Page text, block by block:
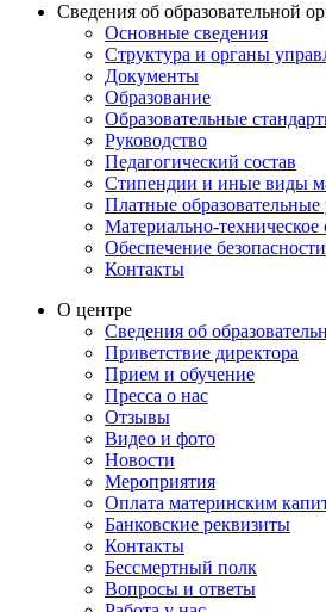
Сведения об образовательной
Основные сведения
Структура и органы
Документы
Образование
Образовательные
Руководство
Педагогический состав
Стипендии и иные виды
Платные образовательные
Материально-техническое
Обеспечение безопасности
Контакты
О центре
Сведения об
Приветствие директора
Прием и обучение
Пресса о нас
Отзывы
Видео и фото
Новости
Мероприятия
Оплата материнским
Банковские реквизиты
Контакты
Бессмертный полк
Вопросы и ответы